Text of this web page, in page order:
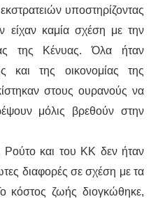
υποστηρίζοντας
είχαν καμία σχέση με την
της Κένυας. Όλα ήταν
και της οικονομίας της
στους ουρανούς να
μόλις βρεθούν στην
και του ΚΚ δεν ήταν
διαφορές σε σχέση με τα
κόστος ζωής διογκώθηκε,